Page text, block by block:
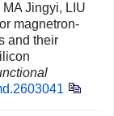
Jingyi, LIU
magnetron-
and their